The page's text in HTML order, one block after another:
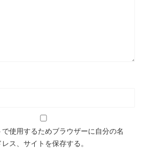
使用するためブラウザーに自分の名
ス、サイトを保存する。